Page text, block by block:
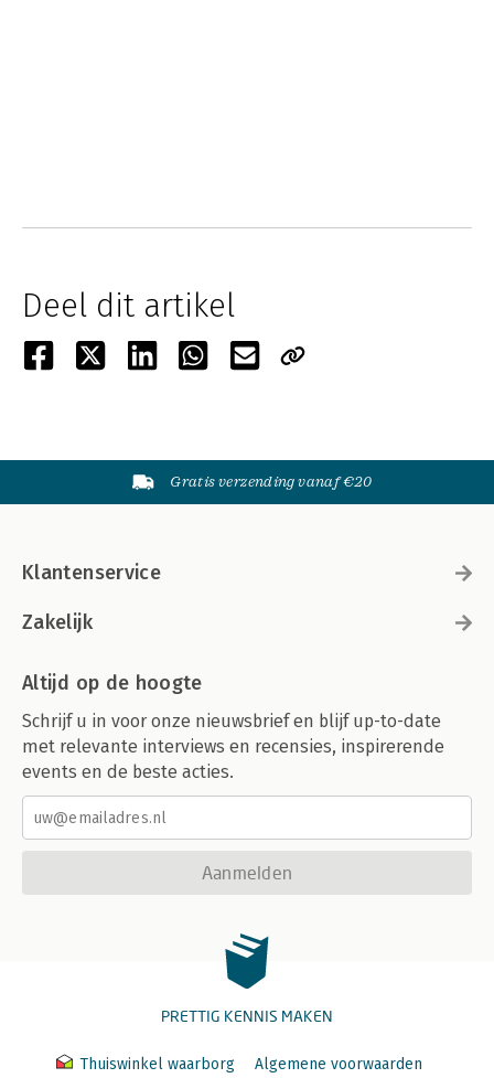
Deel dit artikel
Gratis verzending vanaf €20
Klantenservice
Zakelijk
Altijd op de hoogte
Schrijf u in voor onze nieuwsbrief en blijf up-to-date
met relevante interviews en recensies, inspirerende
events en de beste acties.
Aanmelden
PRETTIG KENNIS MAKEN
Thuiswinkel waarborg Algemene voorwaarden